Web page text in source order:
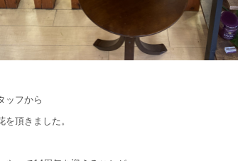
ッフから
を頂きました。